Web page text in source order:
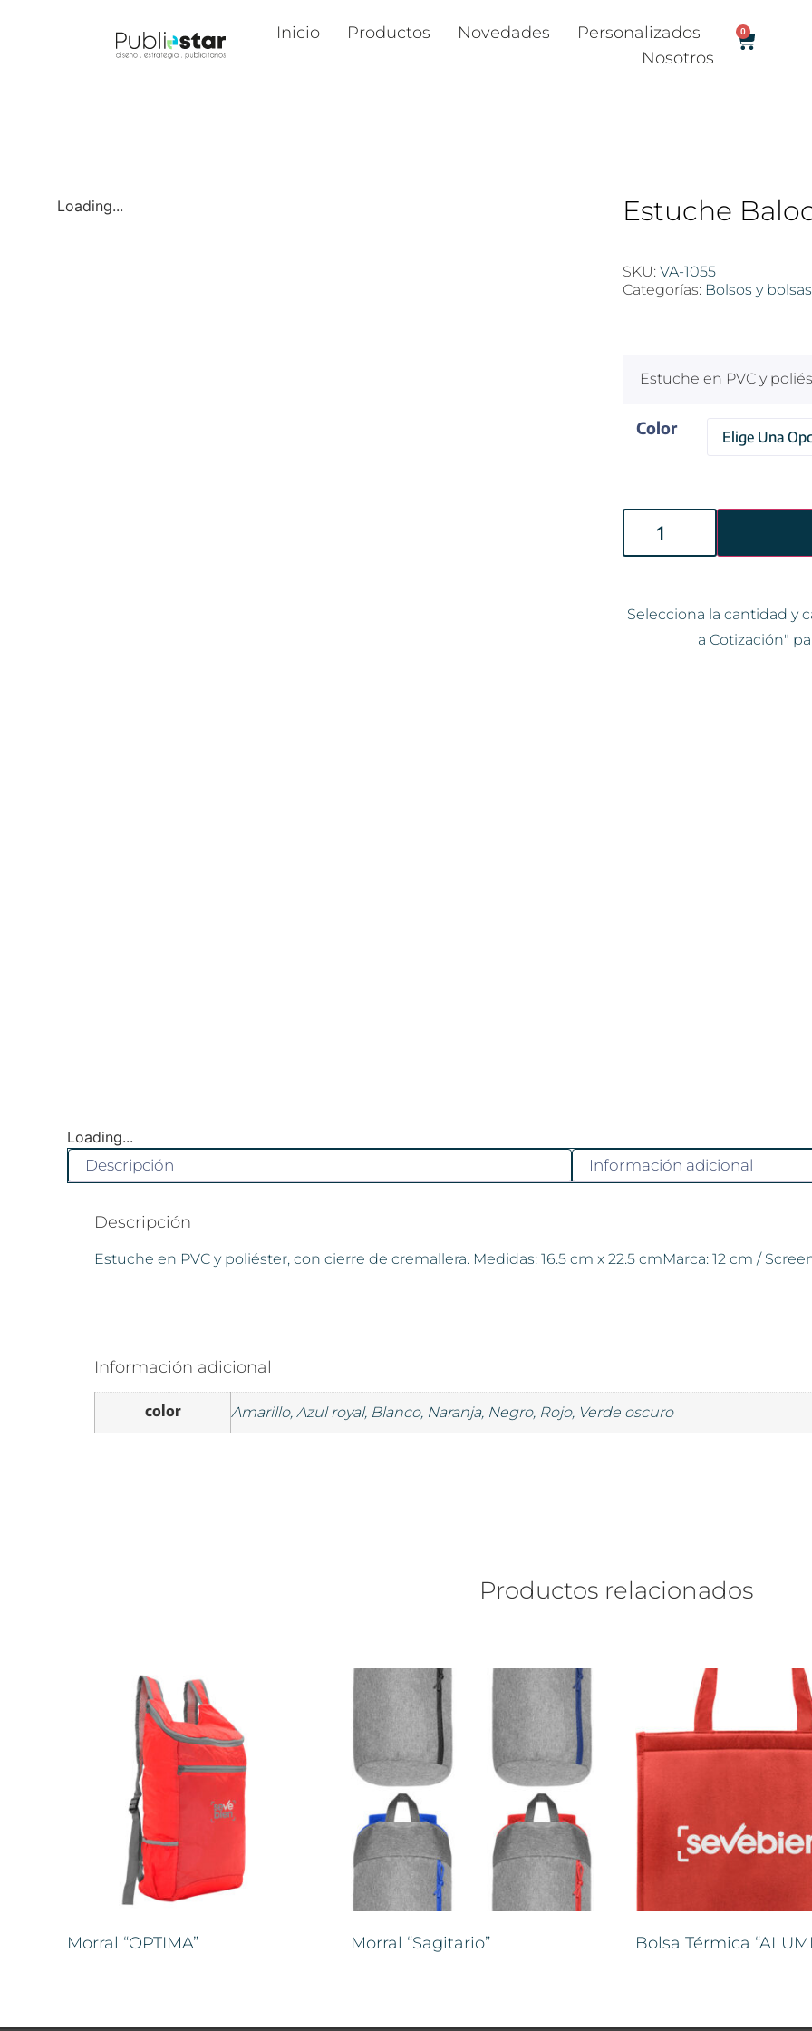
Inicio Productos Novedades
Personalizados
Nosotros
0
Loading... Estuche
SKU: VA-1055
Categorías: Bolsos y bolsas
Estuche en PVC y
Color
Selecciona la cantidad y
a Cotización"
Loading...
Descripción
Información adicional
Descripción
Estuche en PVC y poliéster, con cierre de cremallera. Medidas: 16.5 cm x 22.5 cmMarca: 12 cm /
Información adicional
color Amarillo, Azul royal, Blanco, Naranja, Negro, Rojo, Verde oscuro
Productos relacionados
Morral “OPTIMA” Morral “Sagitario” Bolsa Térmica